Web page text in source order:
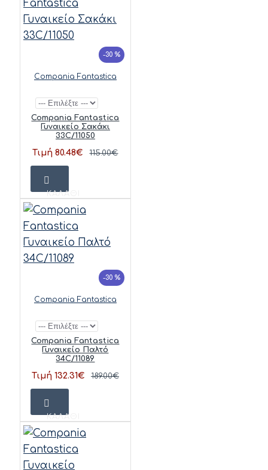
-30 %
Compania Fantastica
Compania Fantastica
Γυναικείο Σακάκι
33C/11050
Τιμή 80.48€ 115.00€
ΚΑΛΆΘΙ
-30 %
Compania Fantastica
Compania Fantastica
Γυναικείο Παλτό
34C/11089
Τιμή 132.31€ 189.00€
ΚΑΛΆΘΙ